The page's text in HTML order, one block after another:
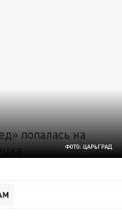
ФОТО: ЦАРЬГРАД